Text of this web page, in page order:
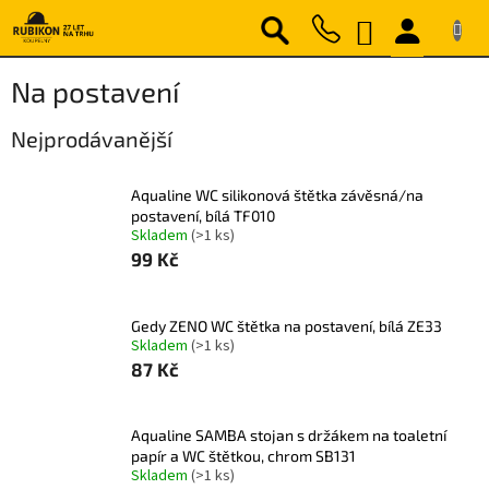
Přejít
na
obsah
NÁKUPNÍ
KOŠÍK
Na postavení
Nejprodávanější
Aqualine WC silikonová štětka závěsná/na
postavení, bílá TF010
Skladem (>1 ks)
99 Kč
Gedy ZENO WC štětka na postavení, bílá ZE33
Skladem (>1 ks)
87 Kč
Aqualine SAMBA stojan s držákem na toaletní
papír a WC štětkou, chrom SB131
Skladem (>1 ks)